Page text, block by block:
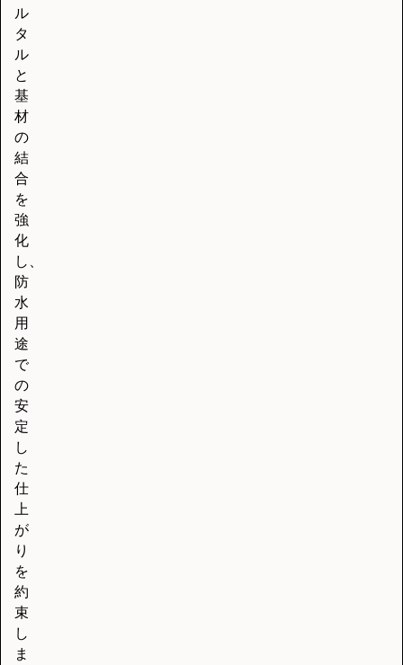
ル
タ
ル
と
基
材
の
結
合
を
強
化
し、
防
水
用
途
で
の
安
定
し
た
仕
上
が
り
を
約
束
し
ま